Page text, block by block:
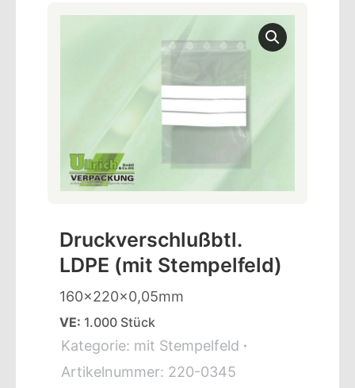
Druckverschlußbtl.
LDPE (mit Stempelfeld)
160x220x0,05mm
VE: 1.000 Stück
Kategorie: mit Stempelfeld
Artikelnummer: 220-0345